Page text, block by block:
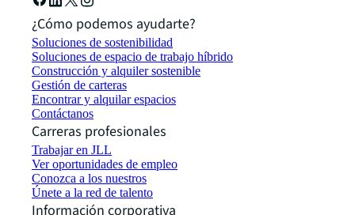
¿Cómo podemos ayudarte?
Soluciones de sostenibilidad
Soluciones de espacio de trabajo híbrido
Construcción y alquiler sostenible
Gestión de carteras
Encontrar y alquilar espacios
Contáctanos
Carreras profesionales
Trabajar en JLL
Ver oportunidades de empleo
Conozca a los nuestros
Únete a la red de talento
Información corporativa